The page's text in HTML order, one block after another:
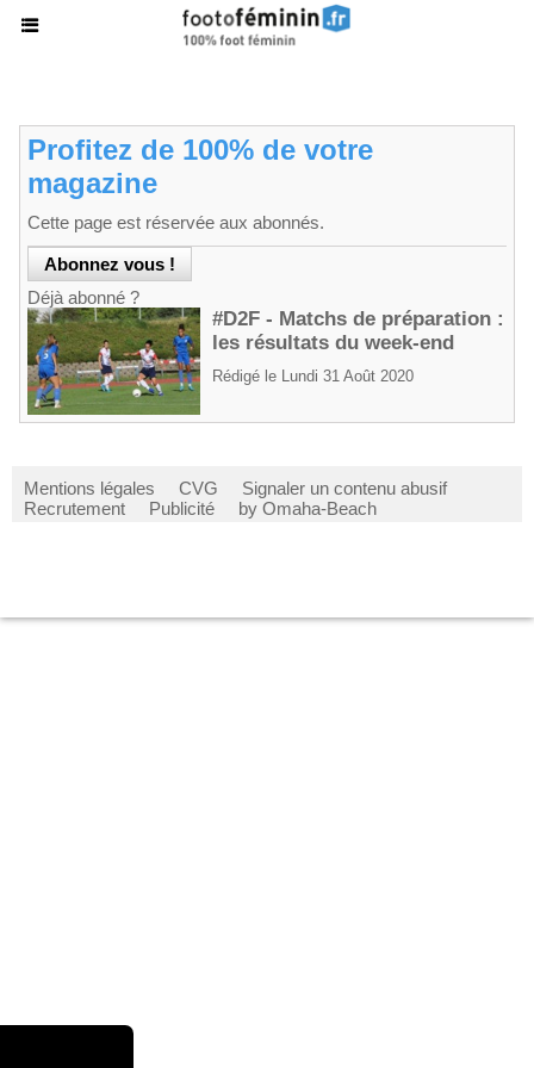
Profitez de 100% de votre
magazine
Cette page est réservée aux abonnés.
Déjà abonné ?
#D2F - Matchs de préparation :
les résultats du week-end
Rédigé le Lundi 31 Août 2020
Mentions légales CVG
Signaler un contenu abusif
Recrutement
Publicité by Omaha-Beach